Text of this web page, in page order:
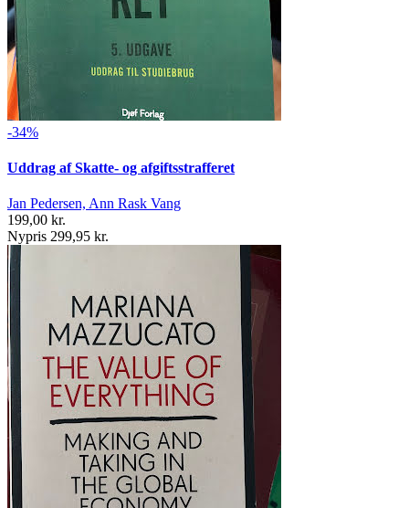
-34%
Uddrag af Skatte- og afgiftsstrafferet
Jan Pedersen, Ann Rask Vang
199,00 kr.
Nypris 299,95 kr.